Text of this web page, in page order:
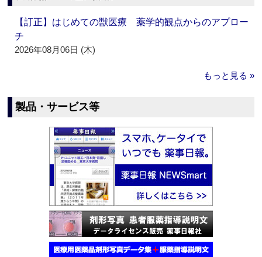
【訂正】はじめての獣医療 薬学的観点からのアプロー
チ
2026年08月06日 (木)
もっと見る »
製品・サービス等